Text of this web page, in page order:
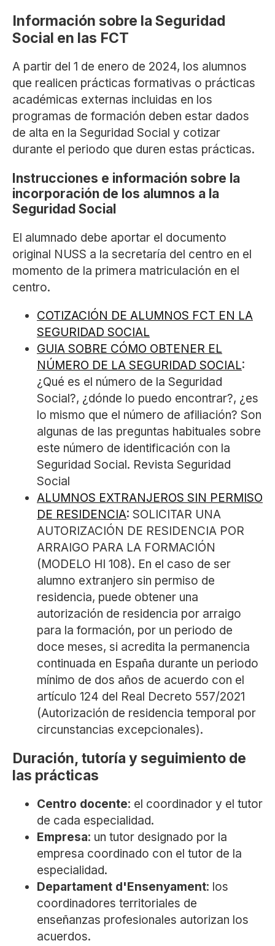
Información sobre la Seguridad
Social en las FCT
A partir del 1 de enero de 2024, los alumnos
que realicen prácticas formativas o prácticas
académicas externas incluidas en los
programas de formación deben estar dados
de alta en la Seguridad Social y cotizar
durante el periodo que duren estas prácticas.
Instrucciones e información sobre la
incorporación de los alumnos a la
Seguridad Social
El alumnado debe aportar el documento
original NUSS a la secretaría del centro en el
momento de la primera matriculación en el
centro.
COTIZACIÓN DE ALUMNOS FCT EN LA
SEGURIDAD SOCIAL
GUIA SOBRE CÓMO OBTENER EL
NÚMERO DE LA SEGURIDAD SOCIAL:
¿Qué es el número de la Seguridad
Social?, ¿dónde lo puedo encontrar?, ¿es
lo mismo que el número de afiliación? Son
algunas de las preguntas habituales sobre
este número de identificación con la
Seguridad Social. Revista Seguridad
Social
ALUMNOS EXTRANJEROS SIN PERMISO
DE RESIDENCIA: SOLICITAR UNA
AUTORIZACIÓN DE RESIDENCIA POR
ARRAIGO PARA LA FORMACIÓN
(MODELO HI 108). En el caso de ser
alumno extranjero sin permiso de
residencia, puede obtener una
autorización de residencia por arraigo
para la formación, por un periodo de
doce meses, si acredita la permanencia
continuada en España durante un periodo
mínimo de dos años de acuerdo con el
artículo 124 del Real Decreto 557/2021
(Autorización de residencia temporal por
circunstancias excepcionales).
Duración, tutoría y seguimiento de
las prácticas
Centro docente: el coordinador y el tutor
de cada especialidad.
Empresa: un tutor designado por la
empresa coordinado con el tutor de la
especialidad.
Departament d'Ensenyament: los
coordinadores territoriales de
enseñanzas profesionales autorizan los
acuerdos.